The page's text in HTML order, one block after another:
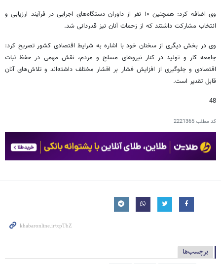
وی اضافه کرد: همچنین ۱۰ نفر از داوران دستگاه‌های اجرایی در فرآیند ارزیابی و
انتخاب مشارکت داشتند که از زحمات آنان نیز قدردانی شد.
وی در بخش دیگری از سخنان خود با اشاره به شرایط اقتصادی کشور تصریح کرد:
جامعه کار و تولید در کنار نیروهای مسلح و مردم، نقش مهمی در حفظ ثبات
اقتصادی و جلوگیری از افزایش فشار بر اقشار مختلف داشته‌اند و تلاش‌های آنان
قابل تقدیر است.
48
کد مطلب2221365
برچسب‌ها